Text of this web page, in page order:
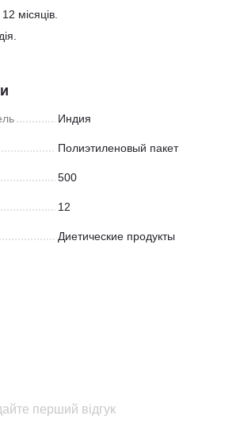
місяців.
Индия
Полиэтиленовый пакет
500
12
Диетические продукты
перший відгук